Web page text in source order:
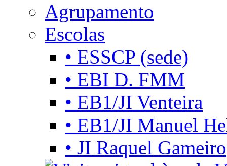
Agrupamento
Escolas
• ESSCP (sede)
• EBI D. FMM
• EB1/JI Venteira
• EB1/JI Manuel
• JI Raquel Gameiro